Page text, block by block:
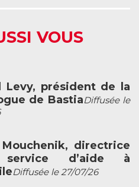
VOUS
Levy, président de la
de BastiaDiffusée le
directrice
service d’aide à
Diffusée le 27/07/26